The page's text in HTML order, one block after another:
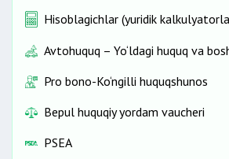
Hisoblagichlar (yuridik
Avtohuquq – Yo‘ldagi huquq va
Pro bono-Ko‘ngilli huquqshunos
Bepul huquqiy yordam vaucheri
PSEA